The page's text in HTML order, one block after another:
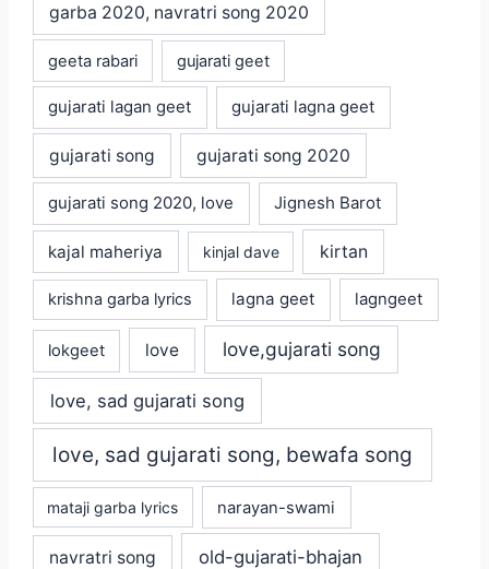
garba 2020, navratri song 2020
geeta rabari gujarati geet
gujarati lagan geet gujarati lagna geet
gujarati song gujarati song 2020
gujarati song 2020, love Jignesh Barot
kajal maheriya kinjal dave kirtan
krishna garba lyrics lagna geet lagngeet
lokgeet love love,gujarati song
love, sad gujarati song
love, sad gujarati song, bewafa song
mataji garba lyrics narayan-swami
navratri song old-gujarati-bhajan